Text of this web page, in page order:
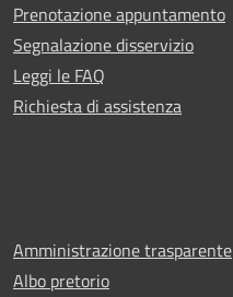
Prenotazione appuntamento
Segnalazione disservizio
Leggi le FAQ
Richiesta di assistenza
Amministrazione trasparente
Albo pretorio